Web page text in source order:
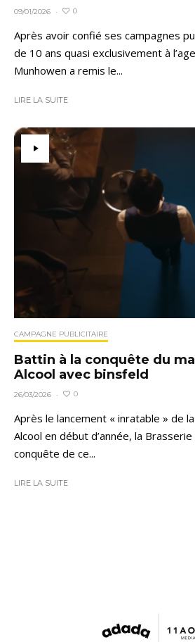
09/01/2026 · 0
Après avoir confié ses campagnes
de 10 ans quasi exclusivement à
Munhowen a remis le...
LIRE LA SUITE
CAMPAGNE PUBLICITAIRE
Battin à la conquête du
Alcool avec binsfeld
26/03/2026 · 0
Après le lancement « inratable » de
Alcool en début d’année, la
conquête de ce...
LIRE LA SUITE